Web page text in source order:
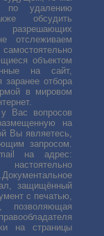
по удалению
обсудить
разрешающих
отслеживаем
объектом
на сайт,
заранее отбора
в мировом
Вас вопросов
на
Вы являетесь,
запросом.
на адрес:
защищённый
с печатью,
позволяющая
на страницы